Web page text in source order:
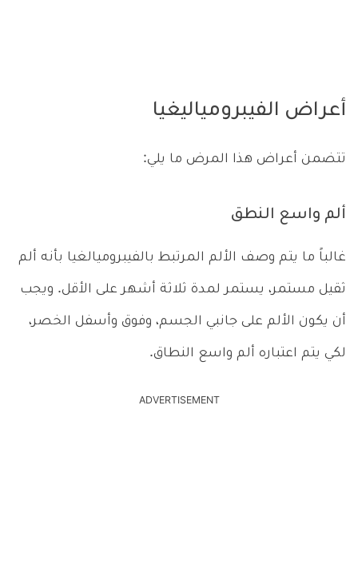
أعراض الفيبرومياليغيا
تتضمن أعراض هذا المرض ما يلي:
ألم واسع النطق
غالباً ما يتم وصف الألم المرتبط بالفيبروميالغيا بأنه ألم
ثقيل مستمر، يستمر لمدة ثلاثة أشهر على الأقل. ويجب
أن يكون الألم على جانبي الجسم، وفوق وأسفل الخصر،
لكي يتم اعتباره ألم واسع النطاق.
ADVERTISEMENT